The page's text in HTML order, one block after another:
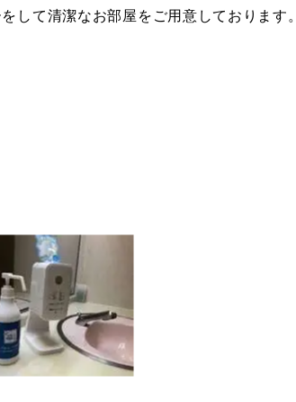
して清潔なお部屋をご用意しております。